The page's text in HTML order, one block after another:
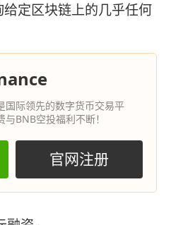
定区块链上的几乎任何
国际领先的数字货币交易平
与BNB空投福利不断！
官网注册